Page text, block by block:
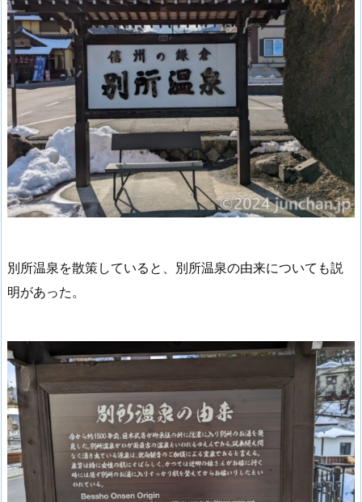
別所温泉を散策していると、別所温泉の由来についても説
明があった。